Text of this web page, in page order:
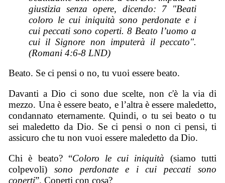
giustizia senza opere, dicendo: 7 "Beati
coloro le cui iniquità sono perdonate e i
cui peccati sono coperti. 8 Beato l’uomo a
cui il Signore non imputerà il peccato".
(Romani 4:6-8 LND)
Beato. Se ci pensi o no, tu vuoi essere beato.
Davanti a Dio ci sono due scelte, non c'è la via di
mezzo. Una è essere beato, e l’altra è essere maledetto,
condannato eternamente. Quindi, o tu sei beato o tu
sei maledetto da Dio. Se ci pensi o non ci pensi, ti
assicuro che tu non vuoi essere maledetto da Dio.
Chi è beato? “Coloro le cui iniquità (siamo tutti
colpevoli) sono perdonate e i cui peccati sono
coperti”. Coperti con cosa?